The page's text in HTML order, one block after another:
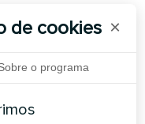
de dados
comerciais
de cookies ×
o programa